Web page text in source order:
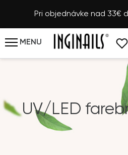
Pri objednávke nad 33€
MENU
UV/LED